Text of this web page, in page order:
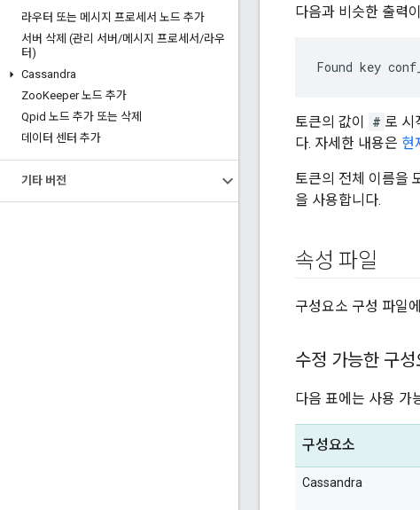
라우터 또는 메시지 프로세서 노드 추가
서버 삭제 (관리 서버 /메시지 프로세서/라우
터)
Cassandra
ZooKeeper 노드 추가
Qpid 노드 추가 또는 삭제
데이터 센터 추가
기타 버전
다음과 비슷한 출력
Found key
토큰의 값이 # 로 시
다. 자세한 내용은 현
토큰의 전체 이름을
을 사용합니다.
속성 파일
구성요소 구성 파일
수정 가능한 구
다음 표에는 사용 가
구성요소
Cassandra